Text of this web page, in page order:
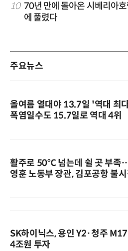
10 70년 만에 돌아온 시베리아
에 풀렸다
주요뉴스
올여름 열대야 13.7일 '역대 최
폭염일수도 15.7일로 역대 4위
활주로 50℃ 넘는데 쉴 곳 부족
영훈 노동부 장관, 김포공항 불
SK하이닉스, 용인 Y2·청주
4조원 투자